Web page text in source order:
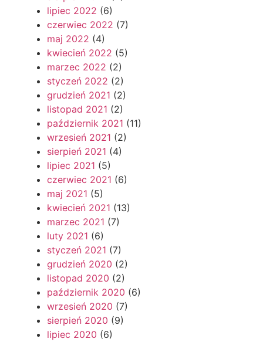
lipiec 2022 (6)
czerwiec 2022 (7)
maj 2022 (4)
kwiecień 2022 (5)
marzec 2022 (2)
styczeń 2022 (2)
grudzień 2021 (2)
listopad 2021 (2)
październik 2021 (11)
wrzesień 2021 (2)
sierpień 2021 (4)
lipiec 2021 (5)
czerwiec 2021 (6)
maj 2021 (5)
kwiecień 2021 (13)
marzec 2021 (7)
luty 2021 (6)
styczeń 2021 (7)
grudzień 2020 (2)
listopad 2020 (2)
październik 2020 (6)
wrzesień 2020 (7)
sierpień 2020 (9)
lipiec 2020 (6)